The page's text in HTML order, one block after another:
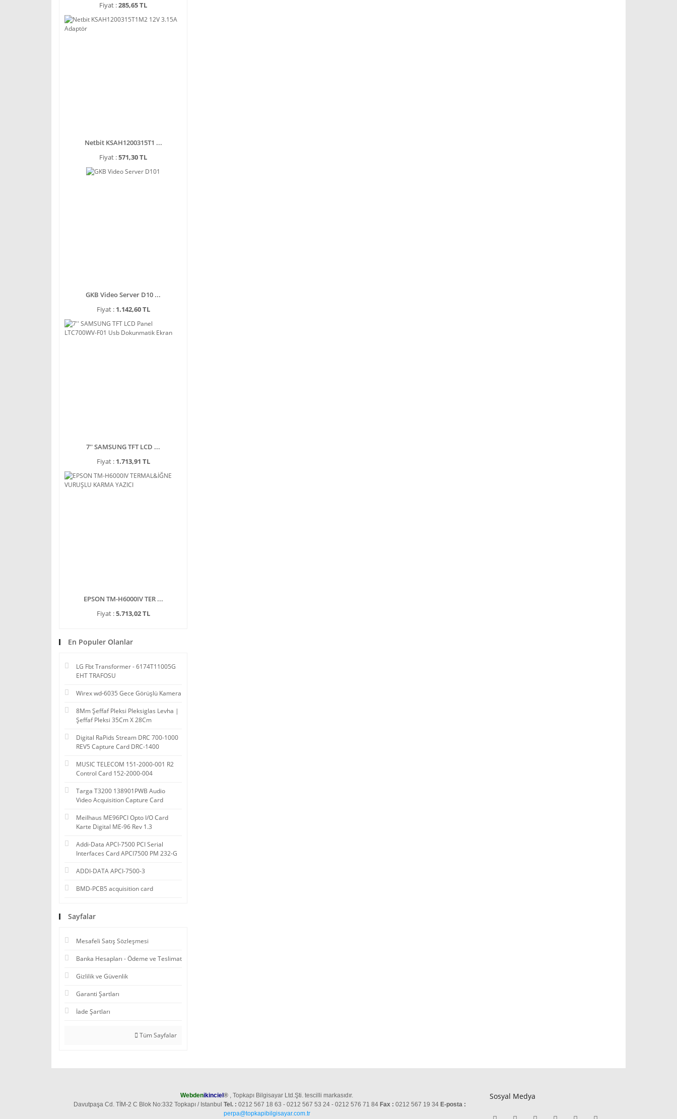
Fiyat :285,65 TL
Netbit KSAH1200315T1 ...
Fiyat :571,30 TL
GKB Video Server D10 ...
Fiyat : 1.142,60 TL
7'' SAMSUNG TFT LCD ...
Fiyat : 1.713,91 TL
EPSON TM-H6000IV TER ...
Fiyat :5.713,02 TL
En Populer Olanlar
LG Fbt Transformer - 6174T11005G
EHT TRAFOSU
Wirex wd-6035 Gece Görüşlü Kamera
8Mm Şeffaf Pleksi Pleksiglas Levha |
Şeffaf Pleksi 35Cm X 28Cm
Digital RaPids Stream DRC 700-1000
REV5 Capture Card DRC-1400
MUSIC TELECOM 151-2000-001 R2
Control Card 152-2000-004
Targa T3200 138901PWB Audio
Video Acquisition Capture Card
Meilhaus ME96PCI Opto I/O Card
Karte Digital ME-96 Rev 1.3
Addi-Data APCI-7500 PCI Serial
Interfaces Card APCI7500 PM 232-G
ADDI-DATA APCI-7500-3
BMD-PCB5 acquisition card
Sayfalar
Mesafeli Satış Sözleşmesi
Banka Hesapları - Ödeme ve Teslimat
Gizlilik ve Güvenlik
Garanti Şartları
İade Şartları
Tüm Sayfalar
Webdenikinciel ® , Topkapı Bilgisayar Ltd.Şti. tescilli markasıdır.
Davutpaşa Cd. TİM-2 C Blok No:332 Topkapı / Istanbul Tel. : 0212 567 18 63 - 0212 567 53 24 - 0212 576 71 84 Fax : 0212 567 19 34 E-posta :
perpa@topkapibilgisayar.com.tr
Sosyal Medya